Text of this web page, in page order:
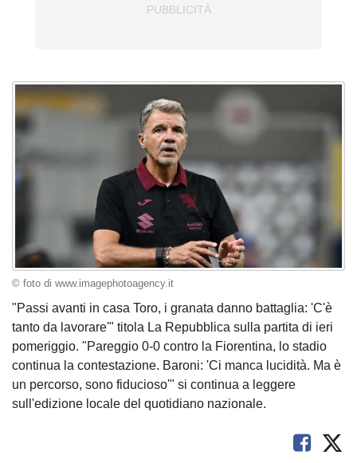
© foto di www.imagephotoagency.it
"Passi avanti in casa Toro, i granata danno battaglia: 'C'è
tanto da lavorare'" titola La Repubblica sulla partita di ieri
pomeriggio. "Pareggio 0-0 contro la Fiorentina, lo stadio
continua la contestazione. Baroni: 'Ci manca lucidità. Ma è
un percorso, sono fiducioso'" si continua a leggere
sull'edizione locale del quotidiano nazionale.